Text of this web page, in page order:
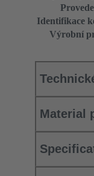
Identifikace
Výrobní
Material